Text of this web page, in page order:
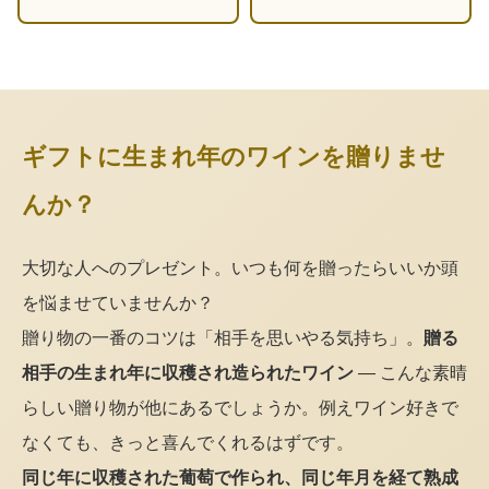
ギフトに生まれ年のワインを贈りませ
んか？
大切な人へのプレゼント。いつも何を贈ったらいいか頭
を悩ませていませんか？
贈り物の一番のコツは「相手を思いやる気持ち」。 贈る
相手の生まれ年に収穫され造られたワイン — こんな素晴
らしい贈り物が他にあるでしょうか。例えワイン好きで
なくても、きっと喜んでくれるはずです。
同じ年に収穫された葡萄で作られ、同じ年月を経て熟成